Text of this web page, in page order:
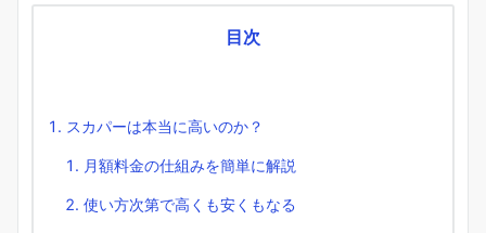
目次
スカパーは本当に高いのか？
月額料金の仕組みを簡単に解説
使い方次第で高くも安くもなる